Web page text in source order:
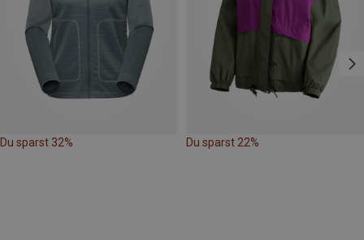
Du sparst 32% Du sparst 22%